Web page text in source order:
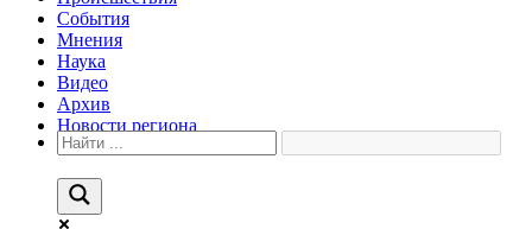
События
Мнения
Наука
Видео
Архив
Новости региона